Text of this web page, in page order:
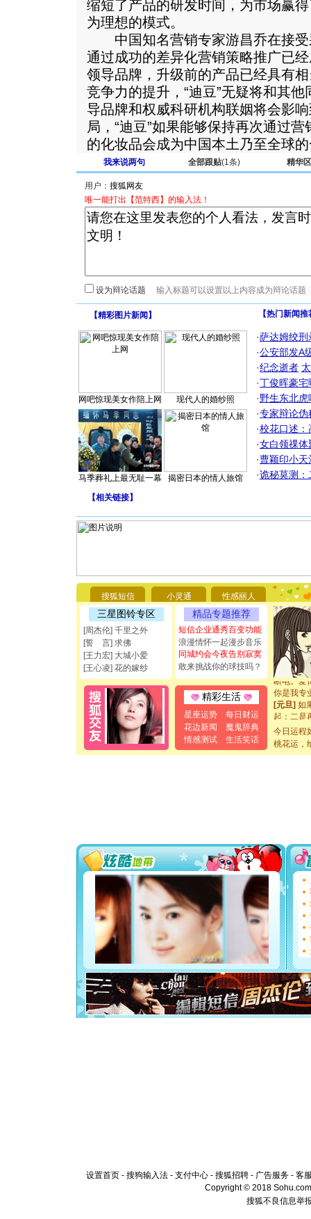
缩短了产品的研发时间，为市场赢
为理想的模式。
中国知名营销专家游昌乔在接受
通过成功的差异化营销策略推广已
领导品牌，升级前的产品已经具有
竞争力的提升，“迪豆”无疑将和其
导品牌和权威科研机构联姻将会影
局，“迪豆”如果能够保持再次通过
的化妆品会成为中国本土乃至全球
我来说两句 全部跟贴(1条) 精华区
用户：
唯一能打出【范特西】的输入法！
设为辩论话题
【精彩图片新闻 】
网吧惊现美女作陪上网 现代人的婚纱照
马季葬礼上最无耻一幕 揭密日本的情人旅馆
【热门新闻
·萨达姆绞刑
·公安部发A
·纪念逝者
·丁俊晖豪
·野生东北
·专家辩论伪
·校花口述：
·女白领祼体
·曹颖印小天
·诡秘莫测：
【相关链接】
搜狐短信 小灵通 性感丽人
三星图铃专区
[周杰伦] 千里之外
[誓 言] 求佛
[王力宏] 大城小爱
[王心凌] 花的嫁纱
精品专题推荐
短信企业通秀百变功能
浪漫情怀一起漫步音乐
同城约会今夜告别寂寞
敢来挑战你的球技吗？
精彩生活
星座运势
每日财运
花边新闻
魔鬼辞典
情感测试
生活笑话
你太多，
要平安
[圣诞节]
能正大光
都要快乐
[圣诞节]
如意,快
[元旦]看
断电。爱
你是我专
[元旦] 如
起；二是
离。水
[元旦]当
泣，这痛
[圣诞节]
你太多，
要平安
[圣诞节]
能正大
都要快乐
[圣诞节]
如意,快
[元旦]
看
断电。
你是我
[元旦]如
起；二是
离。水晶
[元旦]当
泣，这痛
今日运程
桃花运，
设置首页 - 搜狗输入法 - 支付中心 - 搜狐招聘 - 广告服务 - 客
Copyright © 2018
搜狐不良信息举